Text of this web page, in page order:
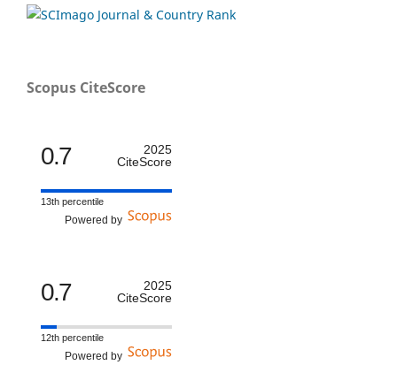
Scopus CiteScore
0.7
2025
CiteScore
13th percentile
Powered by
0.7
2025
CiteScore
12th percentile
Powered by